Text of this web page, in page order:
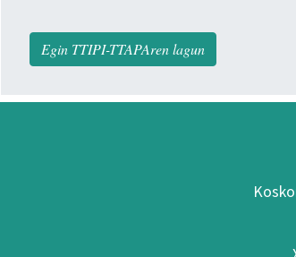
Egin TTIPI-TTAPAren lagun